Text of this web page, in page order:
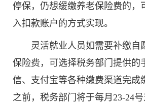
停保，仍想缓缴养老保险费的，
入扣款账户的方式实现。
灵活就业人员如需要补缴自
保险费，可选择税务部门提供的
信、支付宝等各种缴费渠道完成
之前，税务部门将于每月23-24